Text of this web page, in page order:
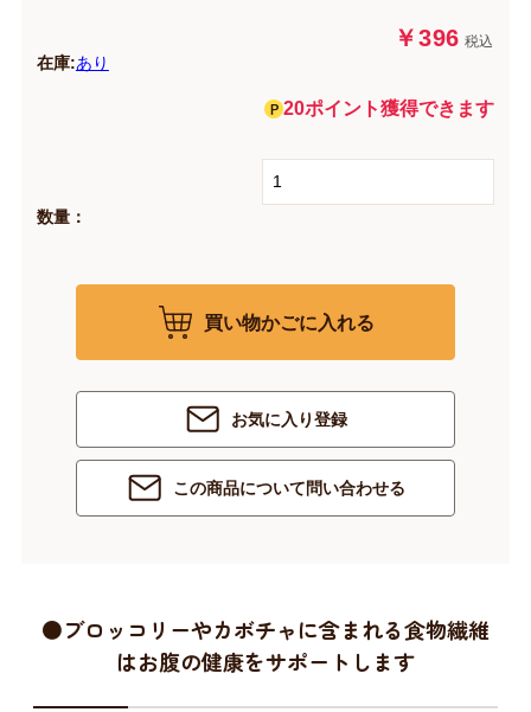
￥396 税込
在庫:あり
20ポイント獲得できます
数量：
買い物かごに入れる
お気に入り登録
この商品について問い合わせる
●ブロッコリーやカボチャに含まれる食物繊維
はお腹の健康をサポートします